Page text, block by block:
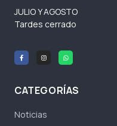
JULIO Y AGOSTO
Tardes cerrado
CATEGORÍAS
Noticias